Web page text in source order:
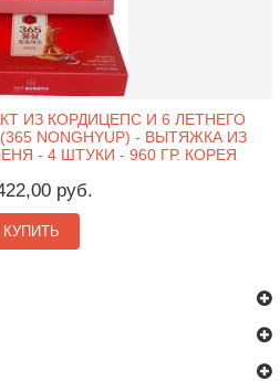
ИЗ КОРДИЦЕПС И 6 ЛЕТНЕГО
NONGHYUP) - ВЫТЯЖКА ИЗ
- 4 ШТУКИ - 960 ГР. КОРЕЯ
руб.
КУПИТЬ